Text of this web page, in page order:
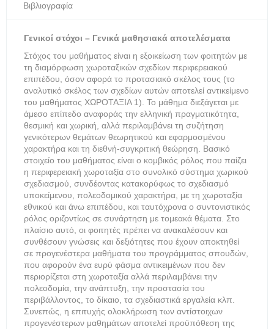
Βιβλιογραφία
Γενικοί στόχοι – Γενικά μαθησιακά αποτελέσματα
Στόχος του μαθήματος είναι η εξοικείωση των φοιτητών με
τη διαμόρφωση χωροταξικών σχεδίων περιφερειακού
επιπέδου, όσον αφορά το προτασιακό σκέλος τους (το
αναλυτικό σκέλος των σχεδίων αυτών αποτελεί αντικείμενο
του μαθήματος ΧΩΡΟΤΑΞΙΑ 1). Το μάθημα διεξάγεται με
άμεσο επίπεδο αναφοράς την ελληνική πραγματικότητα,
θεσμική και χωρική, αλλά περιλαμβάνει τη συζήτηση
γενικότερων θεμάτων θεωρητικού και εφαρμοσμένου
χαρακτήρα και τη διεθνή-συγκριτική θεώρηση. Βασικό
στοιχείο του μαθήματος είναι ο κομβικός ρόλος που παίζει
η περιφερειακή χωροταξία στο συνολικό σύστημα χωρικού
σχεδιασμού, συνδέοντας κατακορύφως το σχεδιασμό
υποκείμενου, πολεοδομικού χαρακτήρα, με τη χωροταξία
εθνικού και άνω επιπέδου, και ταυτόχρονα ο συντονιστικός
ρόλος οριζοντίως σε συνάρτηση με τομεακά θέματα. Στο
πλαίσιο αυτό, οι φοιτητές πρέπει να ανακαλέσουν και
συνθέσουν γνώσεις και δεξιότητες που έχουν αποκτηθεί
σε προγενέστερα μαθήματα του προγράμματος σπουδών,
που αφορούν ένα ευρύ φάσμα αντικειμένων που δεν
περιορίζεται στη χωροταξία αλλά περιλαμβάνει την
πολεοδομία, την ανάπτυξη, την προστασία του
περιβάλλοντος, το δίκαιο, τα σχεδιαστικά εργαλεία κλπ.
Συνεπώς, η επιτυχής ολοκλήρωση των αντίστοιχων
προγενέστερων μαθημάτων αποτελεί προϋπόθεση της